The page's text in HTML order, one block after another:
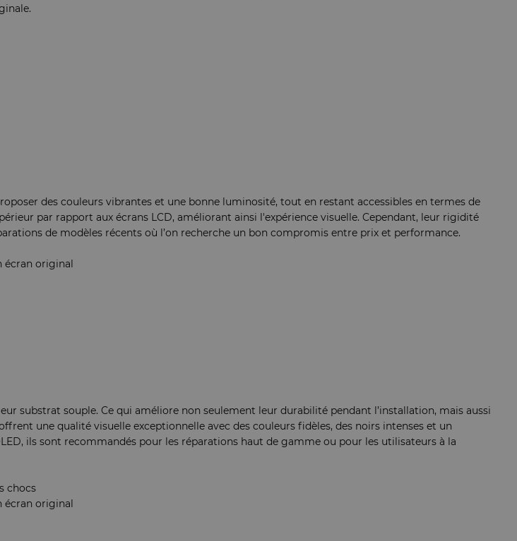
des couleurs vibrantes et une bonne luminosité, tout en restant accessibles en termes de
par rapport aux écrans LCD, améliorant ainsi l'expérience visuelle. Cependant, leur rigidité
de modèles récents où l’on recherche un bon compromis entre prix et performance.
écran original
substrat souple. Ce qui améliore non seulement leur durabilité pendant l’installation, mais aussi
une qualité visuelle exceptionnelle avec des couleurs fidèles, des noirs intenses et un
ils sont recommandés pour les réparations haut de gamme ou pour les utilisateurs à la
chocs
écran original